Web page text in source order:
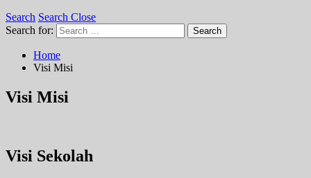
Search Search Close
Search for:
Search
Home
Visi Misi
Visi Misi
Visi Sekolah